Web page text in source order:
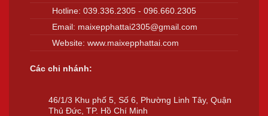
Hotline:039.336.2305 -096.660.2305
Email: maixepphattai2305@gmail.com
Website:www.maixepphattai.com
Các chi nhánh:
46/1/3 Khu phố 5, Số 6, Phường Linh Tây, Quận
Thủ Đức, TP. Hồ Chí Minh